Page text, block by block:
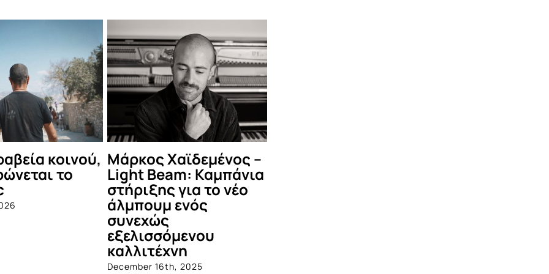
– Δες τι έγινε στο
καλοκαιρινό Μέντα
Οι Πυξ Λαξ στο
Θέατρο Βράχων
June 4th, 2025